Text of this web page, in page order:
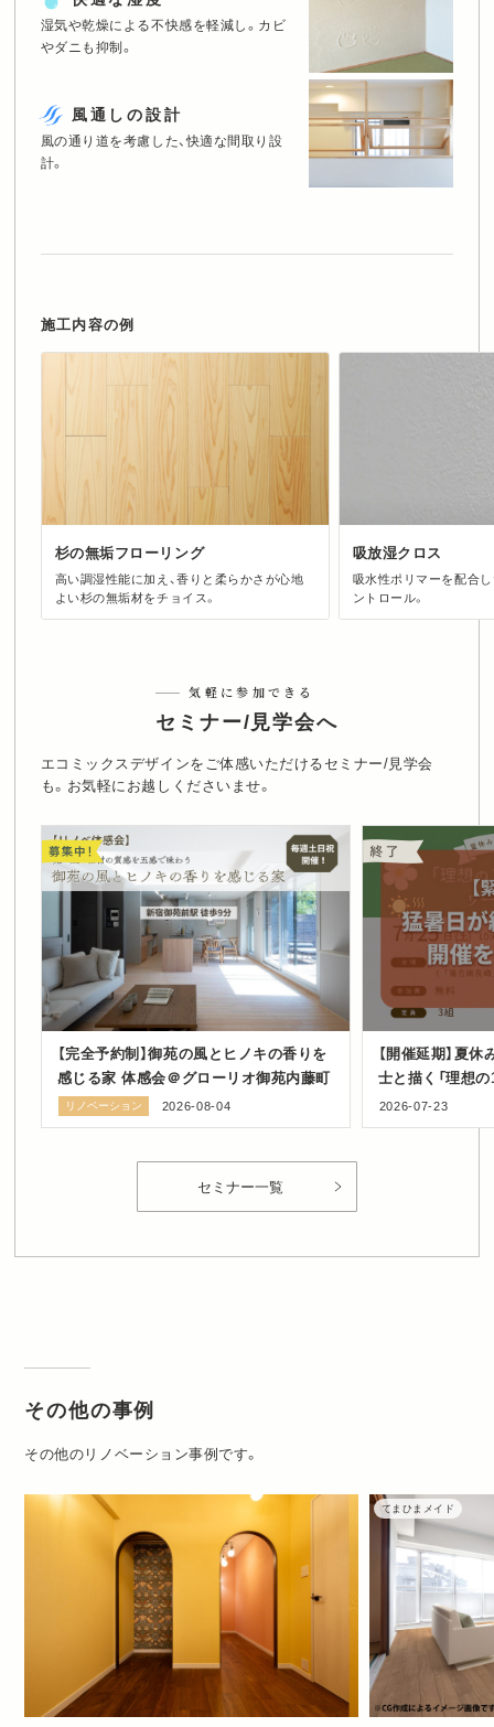
湿気や乾燥による不快感を軽減し。 カビ
やダニも抑制。
風通しの設計
風の通り道を考慮した、快適な間取り設
計。
施工内容の例
杉の無垢フローリング
高い調湿性能に加え、香りと柔らかさが心地
よい杉の無垢材をチョイス。
吸放湿クロス
吸水性ポリマーを配合
ントロール。
気軽に参加できる
セミナー/見学会へ
エコミックスデザインをご体感いただけるセミナー/見学会
も。お気軽にお越しくださいませ。
【完全予約制】御苑の風とヒノキの香りを
感じる家 体感会＠グローリオ御苑内藤町
リノベーション 2026-08-04
【開催延期】夏
士と描く「理想
ショップ in 豊
2026-07-23
セミナー一覧
その他の事例
その他のリノベーション事例です。
てまひまメイド